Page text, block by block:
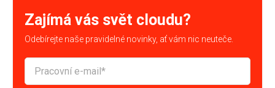
Zajímá vás svět cloudu?
Odebírejte naše pravidelné novinky, ať vám nic neuteče.